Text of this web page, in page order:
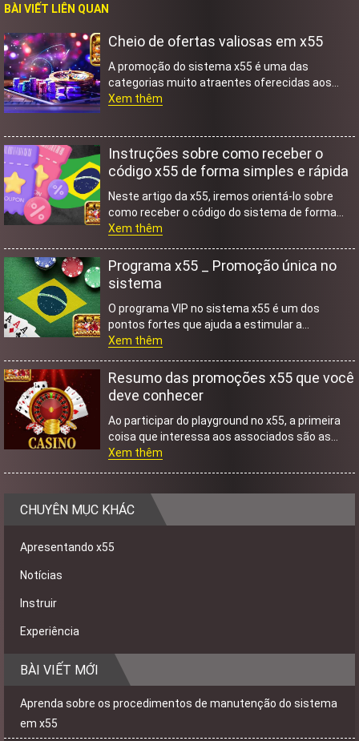
BÀI VIẾT LIÊN QUAN
Cheio de ofertas valiosas em x55
A promoção do sistema x55 é uma das
categorias muito atraentes oferecidas aos
membros como forma de agradecimento da
Xem thêm
Instruções sobre como receber o
código x55 de forma simples e rápida
Neste artigo da x55, iremos orientá-lo sobre
como receber o código do sistema de forma
rápida e simples ...
Xem thêm
Programa x55 _ Promoção única no
sistema
O programa VIP no sistema x55 é um dos
pontos fortes que ajuda a estimular a
necessidade dos membros participarem do
Xem thêm
Resumo das promoções x55 que você
deve conhecer
Ao participar do playground no x55, a primeira
coisa que interessa aos associados são as
promoções que o playground traz aos
Xem thêm
CHUYÊN MỤC KHÁC
Apresentando x55
Notícias
Instruir
Experiência
BÀI VIẾT MỚI
Aprenda sobre os procedimentos de manutenção do sistema
em x55